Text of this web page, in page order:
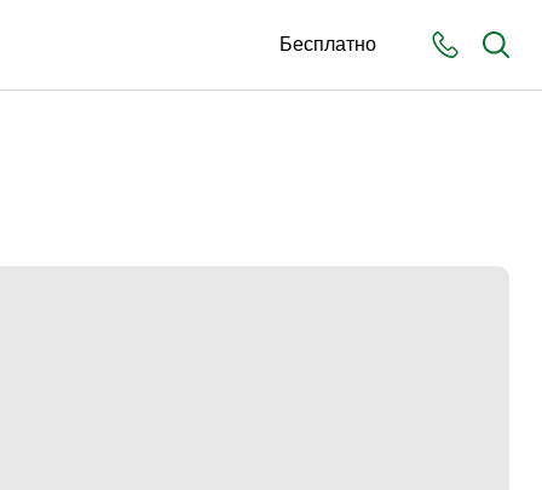
Бесплатно